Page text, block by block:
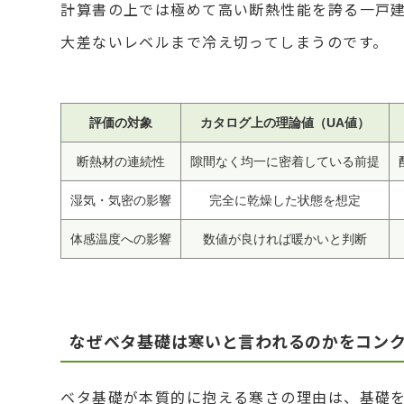
計算書の上では極めて高い断熱性能を誇る一戸
大差ないレベルまで冷え切ってしまうのです。
評価の対象 カタログ上の理論値（UA値）
断熱材の連続性 隙間なく均一に密着している前提
湿気・気密の影響 完全に乾燥した状態を想定
体感温度への影響 数値が良ければ暖かいと判断
なぜベタ基礎は寒いと言われるのかをコン
ベタ基礎が本質的に抱える寒さの理由は、基礎